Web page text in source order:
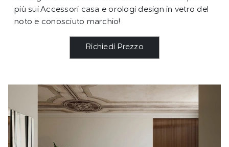
più sui Accessori casa e orologi design in vetro del
noto e conosciuto marchio!
Richiedi Prezzo